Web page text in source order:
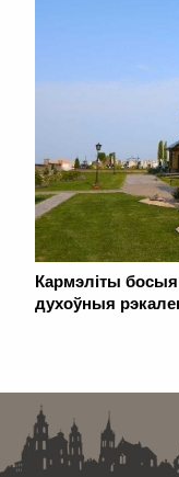
Кармэліты
духоўныя